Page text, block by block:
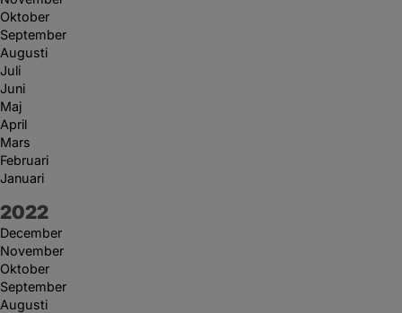
Oktober
September
Augusti
Juli
Juni
Maj
April
Mars
Februari
Januari
År:
2022
December
November
Oktober
September
Augusti